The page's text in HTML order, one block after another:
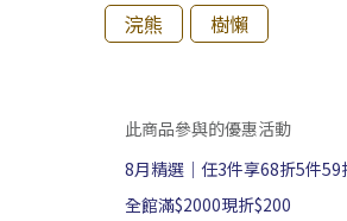
浣熊
樹懶
此商品參與的優惠活動
8月精選｜任3件享68折5件59
全館滿$2000現折$200